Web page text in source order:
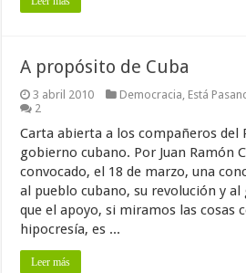
A propósito de Cuba
3 abril 2010 Democracia Está
2
Carta abierta a los compañeros del
gobierno cubano. Por Juan Ramón
convocado, el 18 de marzo, una
al pueblo cubano, su revolución y
que el apoyo, si miramos las cosas
hipocresía, es ...
Leer más